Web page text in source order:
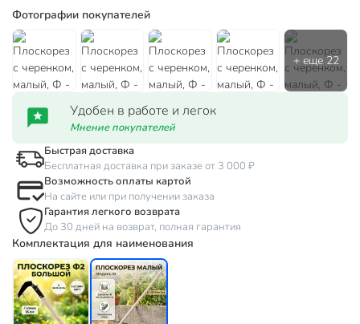
Фотографии покупателей
Удобен в работе и легок
Мнение покупателей
Быстрая доставка
Бесплатная доставка при заказе от 3 000 ₽
Возможность оплаты картой
На сайте или при получении заказа
Гарантия легкого возврата
До 30 дней на возврат, полная гарантия
Комплектация для наименования